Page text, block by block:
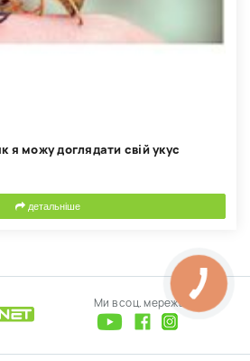
я можу доглядати свій укус
детальніше
Ми в соц. мережах